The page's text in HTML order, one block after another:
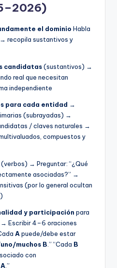
el dominio Habla
recopila sustantivos y
candidatas(sustantivos) →
real que necesitan
independiente
para cada entidad →
(subrayadas) →
/ claves naturales →
compuestos y
(verbos) → Preguntar: “¿Qué
asociadas?” →
(por lo general ocultan
y participación para
→ Escribir 4–6 oraciones
A puede/debe estar
muchos B .” “Cada B
con
A .”